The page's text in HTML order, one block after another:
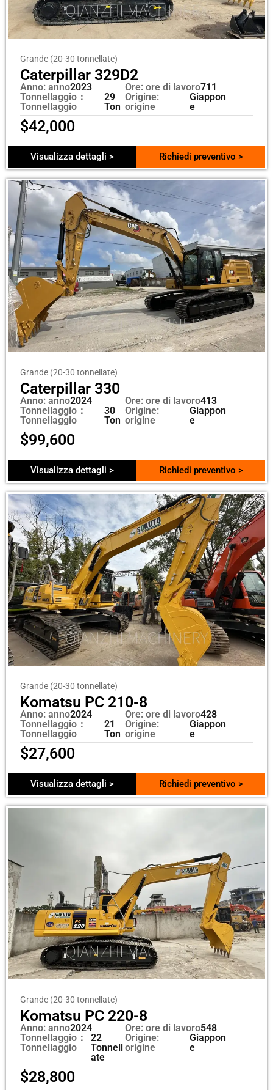
Grande (20-30 tonnellate)
Caterpillar 329D2
Anno: anno2023
Tonnellaggio：
Tonnellaggio
29
Ton
Ore: ore di lavoro711
Origine:
origine
Giappon
e
$42,000
Visualizza dettagli > Richiedi preventivo >
Grande (20-30 tonnellate)
Caterpillar 330
Anno: anno2024
Tonnellaggio：
Tonnellaggio
30
Ton
Ore: ore di lavoro413
Origine:
origine
Giappon
e
$99,600
Visualizza dettagli > Richiedi preventivo >
Grande (20-30 tonnellate)
Komatsu PC 210-8
Anno: anno2024
Tonnellaggio：
Tonnellaggio
21
Ton
Ore: ore di lavoro428
Origine:
origine
Giappon
e
$27,600
Visualizza dettagli > Richiedi preventivo >
Grande (20-30 tonnellate)
Komatsu PC 220-8
Anno: anno2024
Tonnellaggio：
Tonnellaggio
22
Tonnell
ate
Ore: ore di lavoro548
Origine:
origine
Giappon
e
$28,800